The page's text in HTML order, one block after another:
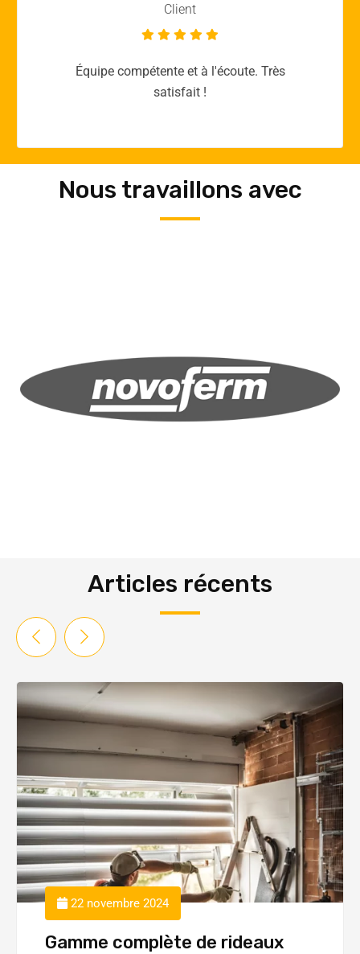
Client
Merci yellow365.work pour votre expertise!
Nous travaillons avec
Articles récents
22 novembre 2024
Gamme complète de rideaux